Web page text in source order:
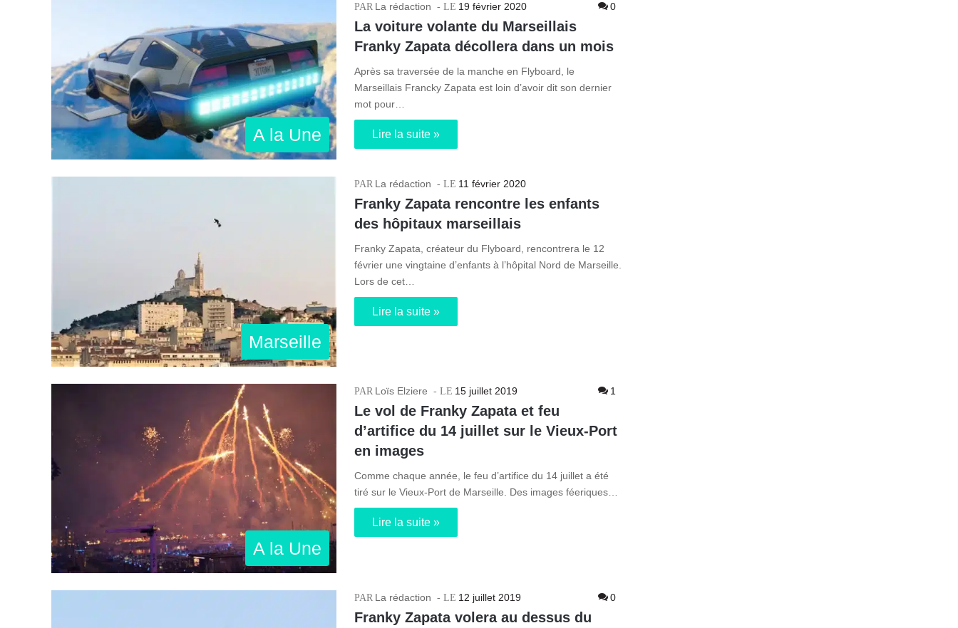
A la Une
La rédaction 19 février 2020 0
La voiture volante du Marseillais
Franky Zapata décollera dans un mois
Après sa traversée de la manche en Flyboard, le
Marseillais Francky Zapata est loin d’avoir dit son dernier
mot pour…
Lire la suite »
Marseille
La rédaction 11 février 2020
Franky Zapata rencontre les enfants
des hôpitaux marseillais
Franky Zapata, créateur du Flyboard, rencontrera le 12
février une vingtaine d’enfants à l’hôpital Nord de Marseille.
Lors de cet…
Lire la suite »
A la Une
Loïs Elziere 15 juillet 2019 1
Le vol de Franky Zapata et feu
d’artifice du 14 juillet sur le Vieux-Port
en images
Comme chaque année, le feu d’artifice du 14 juillet a été
tiré sur le Vieux-Port de Marseille. Des images féeriques…
Lire la suite »
La rédaction 12 juillet 2019 0
Franky Zapata volera au dessus du